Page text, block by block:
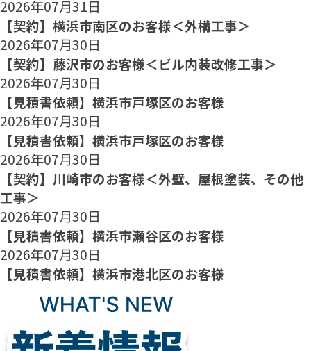
2026年07月31日
【契約】横浜市南区のお客様＜外構工事＞
2026年07月30日
【契約】藤沢市のお客様＜ビル内装改修工事＞
2026年07月30日
【見積書依頼】横浜市戸塚区のお客様
2026年07月30日
【見積書依頼】横浜市戸塚区のお客様
2026年07月30日
【契約】川崎市のお客様＜外壁、屋根塗装、その他
工事＞
2026年07月30日
【見積書依頼】横浜市瀬谷区のお客様
2026年07月30日
【見積書依頼】横浜市港北区のお客様